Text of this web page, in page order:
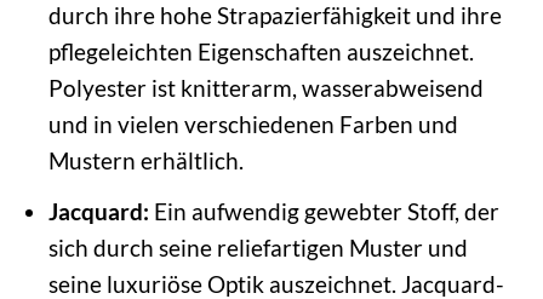
durch ihre hohe Strapazierfähigkeit und ihre
pflegeleichten Eigenschaften auszeichnet.
Polyester ist knitterarm, wasserabweisend
und in vielen verschiedenen Farben und
Mustern erhältlich.
Jacquard: Ein aufwendig gewebter Stoff, der
sich durch seine reliefartigen Muster und
seine luxuriöse Optik auszeichnet. Jacquard-